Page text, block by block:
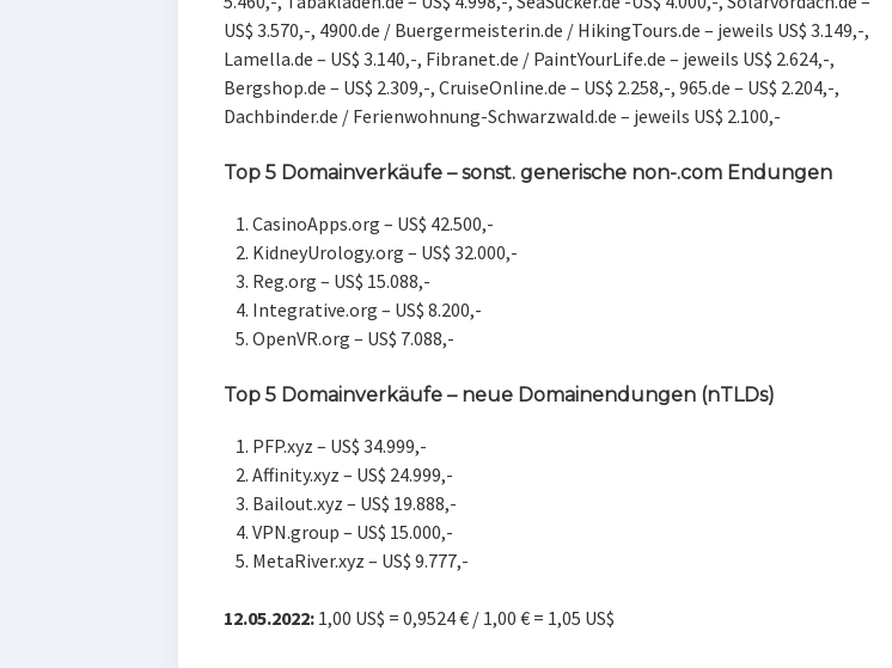
US$ 3.570,-, 4900.de / Buergermeisterin.de / HikingTours.de – jeweils US$ 3.149,-,
Lamella.de – US$ 3.140,-, Fibranet.de / PaintYourLife.de – jeweils US$ 2.624,-,
Bergshop.de – US$ 2.309,-, CruiseOnline.de – US$ 2.258,-, 965.de – US$ 2.204,-,
Dachbinder.de / Ferienwohnung-Schwarzwald.de – jeweils US$ 2.100,-
Top 5 Domainverkäufe – sonst. generische non-.com Endungen
CasinoApps.org – US$ 42.500,-
KidneyUrology.org – US$ 32.000,-
Reg.org – US$ 15.088,-
Integrative.org – US$ 8.200,-
OpenVR.org – US$ 7.088,-
Top 5 Domainverkäufe – neue Domainendungen (nTLDs)
PFP.xyz – US$ 34.999,-
Affinity.xyz – US$ 24.999,-
Bailout.xyz – US$ 19.888,-
VPN.group – US$ 15.000,-
MetaRiver.xyz – US$ 9.777,-
12.05.2022:1,00 US$ = 0,9524 € / 1,00 € = 1,05 US$